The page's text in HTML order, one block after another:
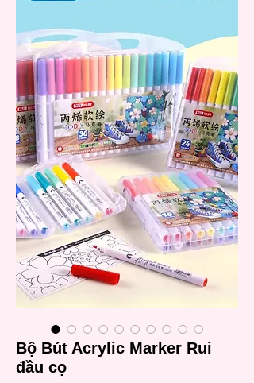
Bộ Bút Acrylic Marker Rui
đầu cọ